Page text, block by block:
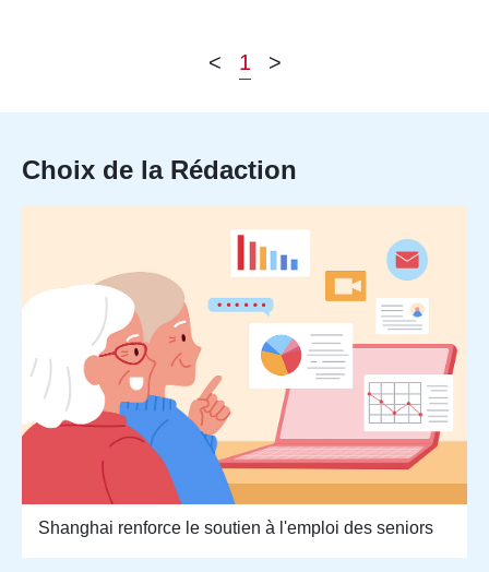
< 1 >
Choix de la Rédaction
Shanghai renforce le soutien à l'emploi des seniors